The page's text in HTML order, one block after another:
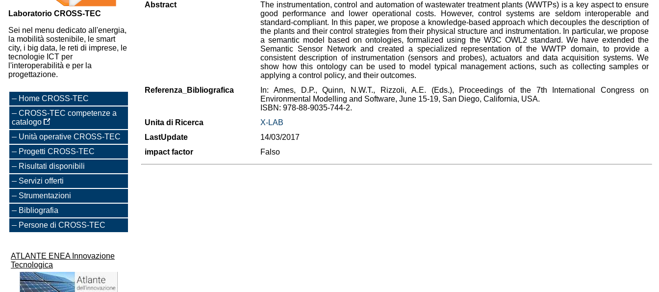
Laboratorio CROSS-TEC
Sei nel menu dedicato all'energia,
la mobilità sostenibile, le smart
city, i big data, le reti di imprese, le
tecnologie ICT per
l'interoperabilità e per la
progettazione.
Home CROSS-TEC
CROSS-TEC competenze a
catalogo
Unità operative CROSS-TEC
Progetti CROSS-TEC
Risultati disponibili
Servizi offerti
Strumentazioni
Bibliografia
Persone di CROSS-TEC
ATLANTE ENEA Innovazione
Tecnologica
Abstract
The instrumentation, control and automation of wastewater treatment plants (WWTPs) is a key aspect to ensure
good performance and lower operational costs. However, control systems are seldom interoperable and
standard-compliant. In this paper, we propose a knowledge-based approach which decouples the description of
the plants and their control strategies from their physical structure and instrumentation. In particular, we propose
a semantic model based on ontologies, formalized using the W3C OWL2 standard. We have extended the
Semantic Sensor Network and created a specialized representation of the WWTP domain, to provide a
consistent description of instrumentation (sensors and probes), actuators and data acquisition systems. We
show how this ontology can be used to model typical management actions, such as collecting samples or
applying a control policy, and their outcomes.
Referenza_Bibliografica
In: Ames, D.P., Quinn, N.W.T., Rizzoli, A.E. (Eds.), Proceedings of the 7th International Congress on
Environmental Modelling and Software, June 15-19, San Diego, California, USA.
ISBN: 978-88-9035-744-2.
Unita di Ricerca
X-LAB
LastUpdate
14/03/2017
impact factor
Falso